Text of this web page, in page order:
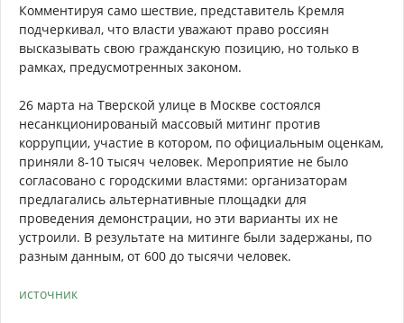
Комментируя само шествие, представитель Кремля
подчеркивал, что власти уважают право россиян
высказывать свою гражданскую позицию, но только в
рамках, предусмотренных законом.
26 марта на Тверской улице в Москве состоялся
несанкционированый массовый митинг против
коррупции, участие в котором, по официальным оценкам,
приняли 8-10 тысяч человек. Мероприятие не было
согласовано с городскими властями: организаторам
предлагались альтернативные площадки для
проведения демонстрации, но эти варианты их не
устроили. В результате на митинге были задержаны, по
разным данным, от 600 до тысячи человек.
источник